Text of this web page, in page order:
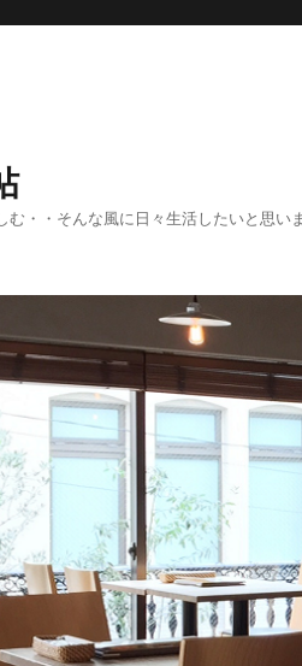
む・・そんな風に日々生活したいと思い